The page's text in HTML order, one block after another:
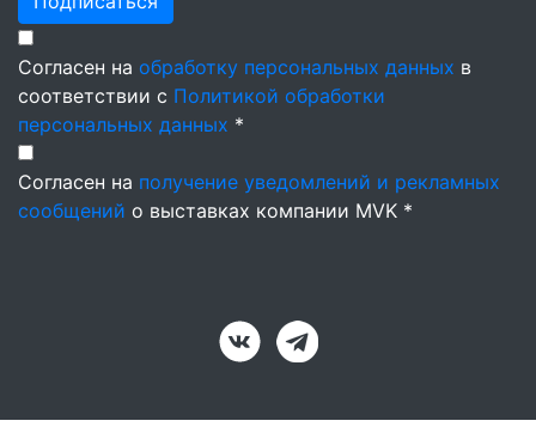
Согласен на обработку персональных данных в
соответствии с Политикой обработки
персональных данных *
Согласен на получение уведомлений и рекламных
сообщений о выставках компании MVK *